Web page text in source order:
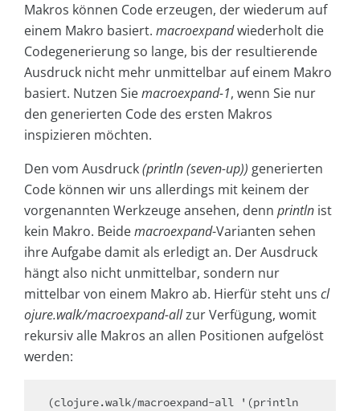
Makros können Code erzeugen, der wiederum auf
einem Makro basiert. macroexpandwiederholt die
Codegenerierung so lange, bis der resultierende
Ausdruck nicht mehr unmittelbar auf einem Makro
basiert. Nutzen Siemacroexpand-1, wenn Sie nur
den generierten Code des ersten Makros
inspizieren möchten.
Den vom Ausdruck(println (seven-up)) generierten
Code können wir uns allerdings mit keinem der
vorgenannten Werkzeuge ansehen, denn println ist
kein Makro. Beidemacroexpand-Varianten sehen
ihre Aufgabe damit als erledigt an. Der Ausdruck
hängt also nicht unmittelbar, sondern nur
mittelbar von einem Makro ab. Hierfür steht uns cl
ojure.walk/macroexpand-allzur Verfügung, womit
rekursiv alle Makros an allen Positionen aufgelöst
werden:
(clojure.walk/macroexpand-all '(println